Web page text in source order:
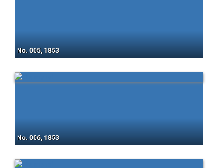
No. 005, 1853
No. 006, 1853